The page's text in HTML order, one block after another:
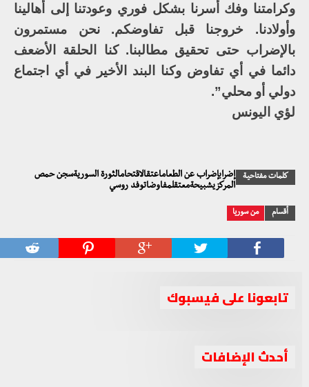
وكرامتنا وفك أسرنا بشكل فوري وعودتنا إلى أهالينا
وأولادنا. خروجنا قبل تفاوضكم. نحن مستمرون
بالإضراب حتى تحقيق مطالبنا. كنا الحلقة الأضعف
دائما في أي تفاوض وكنا البند الأخير في أي اجتماع
دولي أو محلي”.
لؤي اليونس
كلمات مفتاحية
إضرابإضراب عن الطعاماعتقالاقتحامالثورة السوريةسجن حمص
المركزيشبيحةمعتقلمفاوضاتوفد روسي
أقسام من سوريا
تابعونا على فيسبوك
أحدث الإضافات